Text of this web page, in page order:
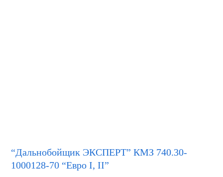
“Дальнобойщик ЭКСПЕРТ” КМЗ 740.30-
1000128-70 “Евро I, II”